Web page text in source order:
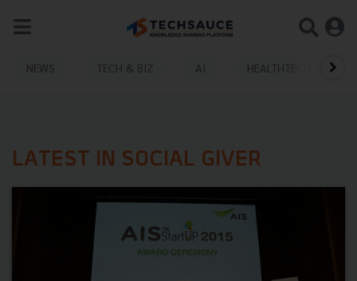
NEWS TECH & BIZ AI HEALTHTECH
LATEST IN SOCIAL GIVER